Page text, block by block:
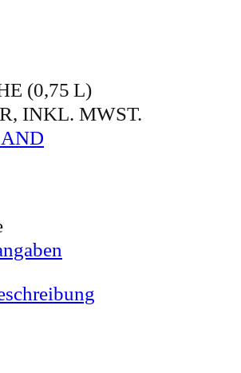
(0,75 L)
INKL. MWST.
DER OTT®